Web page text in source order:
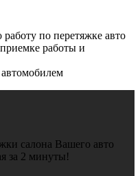
по перетяжке авто
работы и
салона Вашего авто
за 2 минуты!